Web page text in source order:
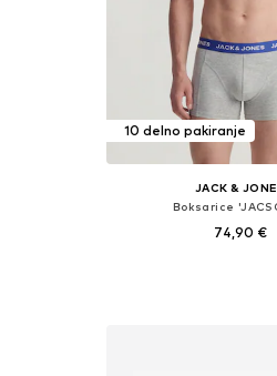
10 delno pakiranje
JACK &
Boksarice
74,90 €